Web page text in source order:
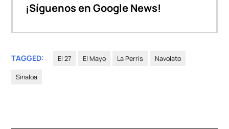
¡Síguenos en Google News!
TAGGED: El 27 El Mayo La Perris Navolato
Sinaloa